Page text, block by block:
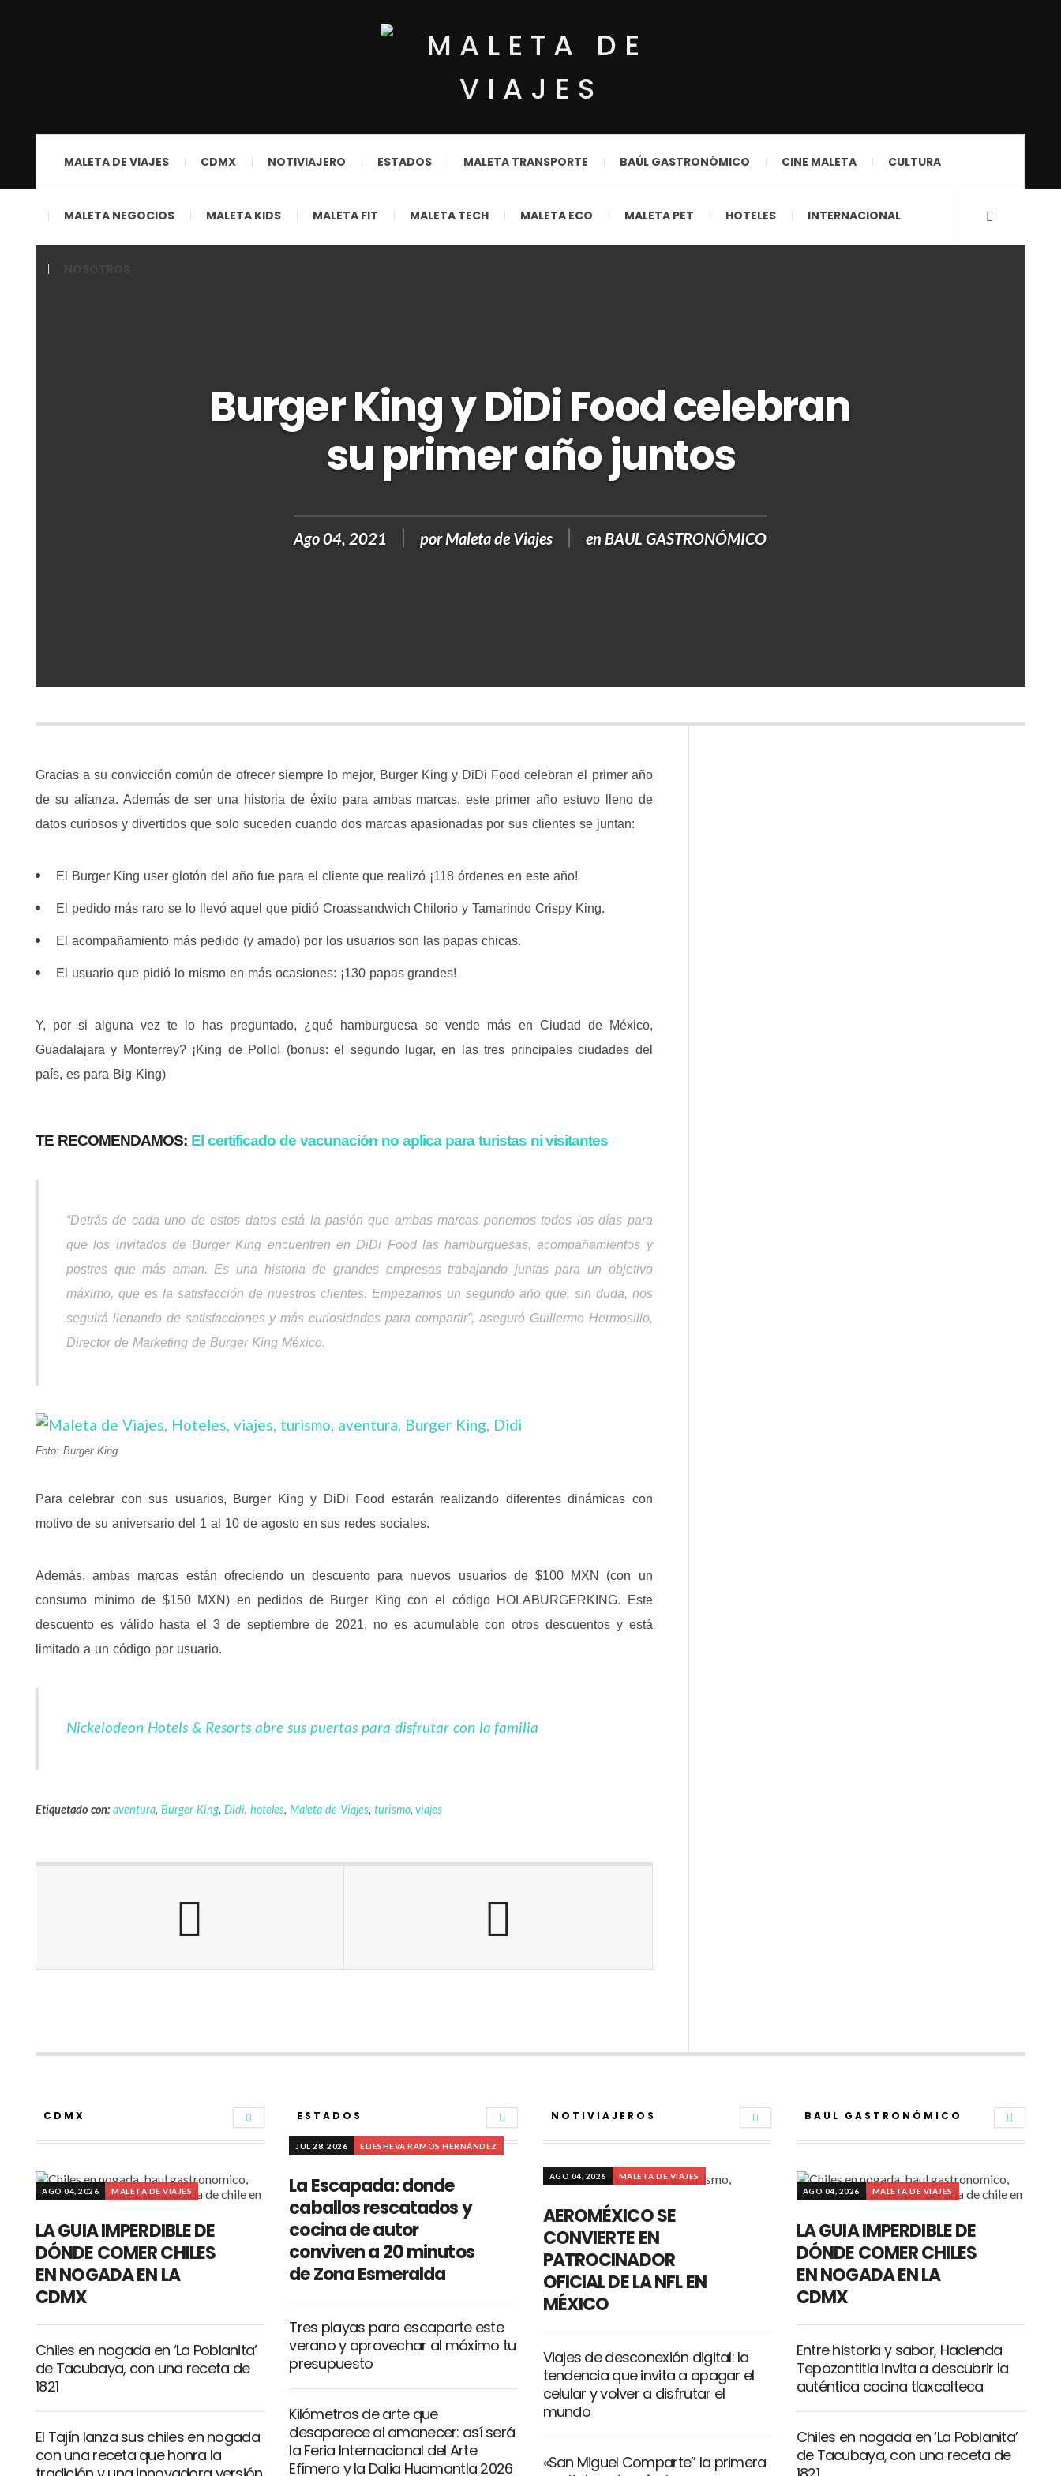
MALETA DE VIAJES CDMX NOTIVIAJERO ESTADOS MALETA TRANSPORTE BAÚL GASTRONÓMICO CINE MALETA CULTURA
MALETA NEGOCIOS MALETA KIDS MALETA FIT MALETA TECH MALETA ECO MALETA PET HOTELES INTERNACIONAL
Burger King y DiDi Food celebran
su primer año juntos
Ago 04, 2021 porMaleta de Viajes en BAUL GASTRONÓMICO
Gracias a su convicción común de ofrecer siempre lo mejor, Burger King y DiDi Food celebran el primer año
de su alianza. Además de ser una historia de éxito para ambas marcas, este primer año estuvo lleno de
datos curiosos y divertidos que solo suceden cuando dos marcas apasionadas por sus clientes se juntan:
El Burger King user glotón del año fue para el cliente que realizó ¡118 órdenes en este año!
El pedido más raro se lo llevó aquel que pidió Croassandwich Chilorio y Tamarindo Crispy King.
El acompañamiento más pedido (y amado) por los usuarios son las papas chicas.
El usuario que pidió lo mismo en más ocasiones: ¡130 papas grandes!
Y, por si alguna vez te lo has preguntado, ¿qué hamburguesa se vende más en Ciudad de México,
Guadalajara y Monterrey? ¡King de Pollo! (bonus: el segundo lugar, en las tres principales ciudades del
país, es para Big King)
TE RECOMENDAMOS: El certificado de vacunación no aplica para turistas ni visitantes
“Detrás de cada uno de estos datos está la pasión que ambas marcas ponemos todos los días para
que los invitados de Burger King encuentren en DiDi Food las hamburguesas, acompañamientos y
postres que más aman. Es una historia de grandes empresas trabajando juntas para un objetivo
máximo, que es la satisfacción de nuestros clientes. Empezamos un segundo año que, sin duda, nos
seguirá llenando de satisfacciones y máscuriosidades para compartir”, aseguró Guillermo Hermosillo,
Director de Marketing de Burger King México.
Foto: Burger King
Para celebrar con sus usuarios, Burger King y DiDi Food estarán realizando diferentes dinámicas con
motivo de su aniversario del 1 al 10 de agosto en sus redes sociales.
Además, ambas marcas están ofreciendo un descuento para nuevos usuarios de $100 MXN (con un
consumo mínimo de $150 MXN) en pedidos de Burger King con el código HOLABURGERKING. Este
descuento es válido hasta el 3 de septiembre de 2021, no es acumulable con otros descuentos y está
limitado a un código por usuario.
Nickelodeon Hotels & Resorts abre sus puertas para disfrutar con la familia
Etiquetado con: aventura, Burger King, Didi, hoteles, Maleta de Viajes, turismo,viajes
CDMX
AGO 04, 2026 MALETA DE VIAJES
LA GUIA IMPERDIBLE DE
DÓNDE COMER CHILES
EN NOGADA EN LA
CDMX
Chiles en nogada en ‘La Poblanita’
de Tacubaya, con una receta de
1821
El Tajín lanza sus chiles en nogada
con una receta que honra la
ESTADOS
JUL 28, 2026 ELIESHEVA RAMOS HERNÁNDEZ
La Escapada: donde
caballos rescatados y
cocina de autor
conviven a 20 minutos
de Zona Esmeralda
Tres playas para escaparte este
verano y aprovechar al máximo tu
presupuesto
Kilómetros de arte que
desaparece al amanecer: así será
la Feria Internacional del Arte
Efímero y la Dalia Huamantla 2026
NOTIVIAJEROS
AGO 04, 2026 MALETA DE VIAJES
AEROMÉXICO SE
CONVIERTE EN
PATROCINADOR
OFICIAL DE LA NFL EN
MÉXICO
Viajes de desconexión digital: la
tendencia que invita a apagar el
celular y volver a disfrutar el
mundo
«San Miguel Comparte” la primera
BAUL GASTRONÓMICO
AGO 04, 2026 MALETA DE VIAJES
LA GUIA IMPERDIBLE DE
DÓNDE COMER CHILES
EN NOGADA EN LA
CDMX
Entre historia y sabor, Hacienda
Tepozontitla invita a descubrir la
auténtica cocina tlaxcalteca
Chiles en nogada en ‘La Poblanita’
de Tacubaya, con una receta de